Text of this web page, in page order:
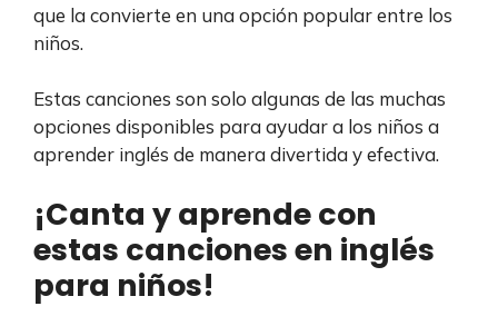
que la convierte en una opción popular entre los
niños.
Estas canciones son solo algunas de las muchas
opciones disponibles para ayudar a los niños a
aprender inglés de manera divertida y efectiva.
¡Canta y aprende con
estas canciones en inglés
para niños!